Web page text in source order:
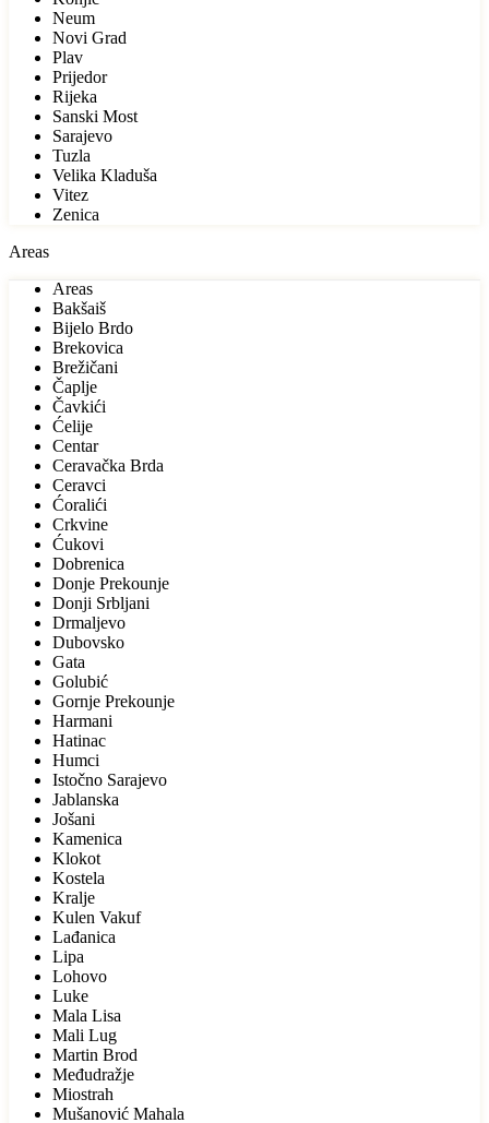
Neum
Novi Grad
Plav
Prijedor
Rijeka
Sanski Most
Sarajevo
Tuzla
Velika Kladuša
Vitez
Zenica
Areas
Areas
Bakšaiš
Bijelo Brdo
Brekovica
Brežičani
Čaplje
Čavkići
Ćelije
Centar
Ceravačka Brda
Ceravci
Ćoralići
Crkvine
Ćukovi
Dobrenica
Donje Prekounje
Donji Srbljani
Drmaljevo
Dubovsko
Gata
Golubić
Gornje Prekounje
Harmani
Hatinac
Humci
Istočno Sarajevo
Jablanska
Jošani
Kamenica
Klokot
Kostela
Kralje
Kulen Vakuf
Lađanica
Lipa
Lohovo
Luke
Mala Lisa
Mali Lug
Martin Brod
Međudražje
Miostrah
Mušanović Mahala